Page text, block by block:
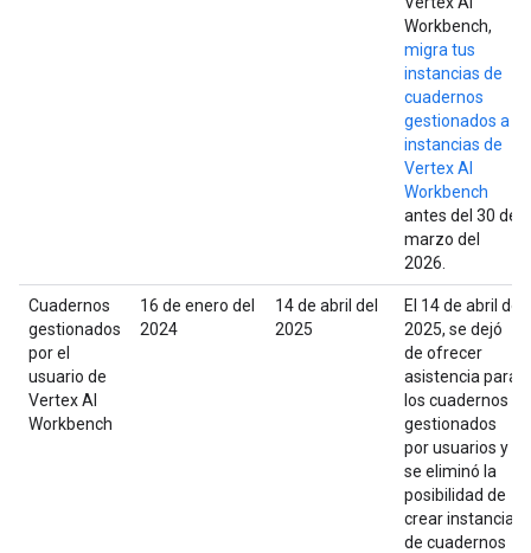
Workbench,
migra tus
instancias de
cuadernos
gestionados a
instancias de
Vertex AI
Workbench
antes del 30 de
marzo del
2026.
Cuadernos
gestionados
por el
usuario de
Vertex AI
Workbench
16 de enero del
2024
14 de abril del
2025
El 14 de abril del
2025, se dejó
de ofrecer
asistencia para
los cuadernos
gestionados
por usuarios y
se eliminó la
posibilidad de
crear instancias
de cuadernos